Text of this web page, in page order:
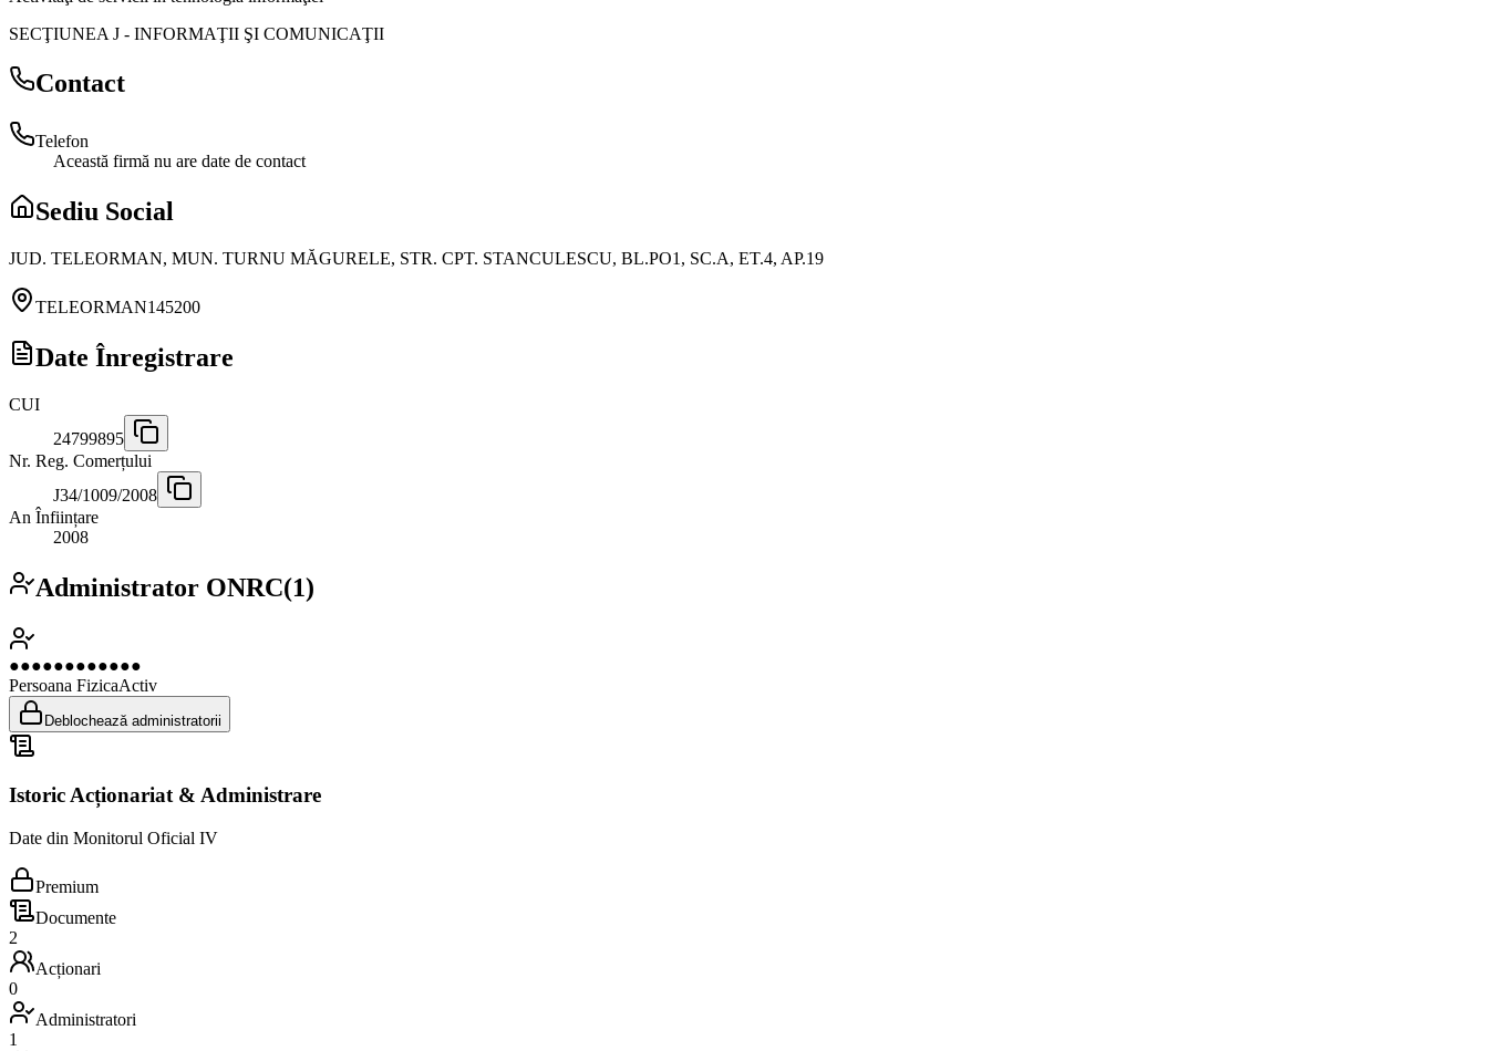
SECŢIUNEA J - INFORMAŢII ŞI COMUNICAŢII
Contact
Telefon
Această firmă nu are date de contact
Sediu Social
JUD. TELEORMAN, MUN. TURNU MĂGURELE, STR. CPT. STANCULESCU, BL.PO1, SC.A, ET.4, AP.19
TELEORMAN145200
Date Înregistrare
CUI
24799895
Nr. Reg. Comerțului
J34/1009/2008
An Înființare
2008
Administrator ONRC(1)
●●●●●●●●●●●●
Persoana FizicaActiv
Deblochează administratorii
Istoric Acționariat & Administrare
Date din Monitorul Oficial IV
Premium
Documente
2
Acționari
0
Administratori
1